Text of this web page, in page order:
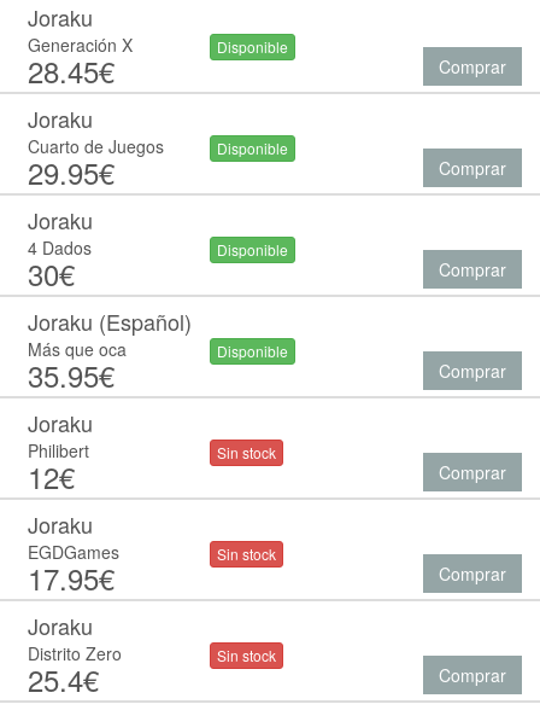
Joraku
Generación X
28.45€
Disponible
Comprar
Joraku
Cuarto de Juegos
29.95€
Disponible
Comprar
Joraku
4 Dados
30€
Disponible
Comprar
Joraku (Español)
Más que oca
35.95€
Disponible
Comprar
Joraku
Philibert
12€
Sin stock
Comprar
Joraku
EGDGames
17.95€
Sin stock
Comprar
Joraku
Distrito Zero
25.4€
Sin stock
Comprar